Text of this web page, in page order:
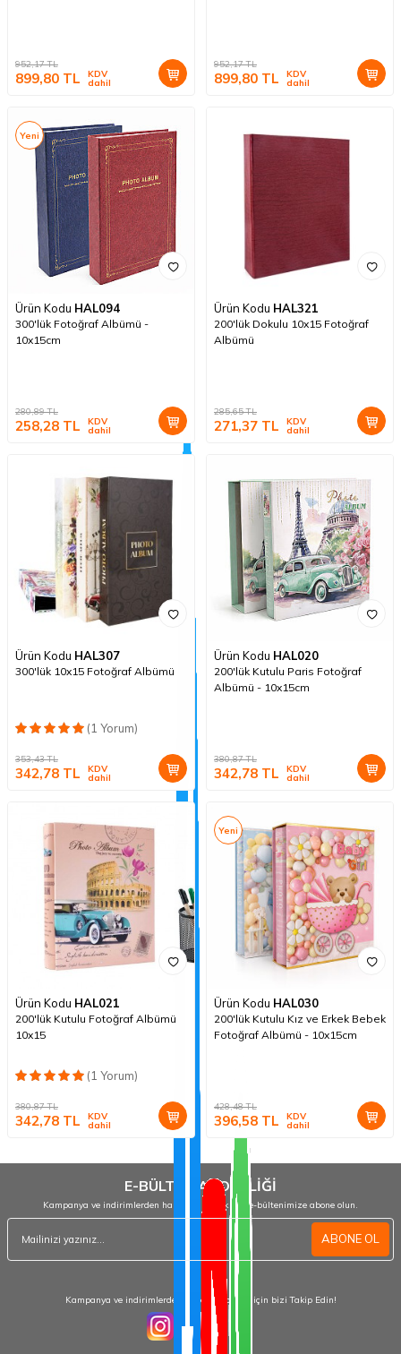
952,17TL
899,80 TL KDV
dahil
952,17TL
899,80 TL KDV
dahil
Yeni
Ürün Kodu HAL094
300'lük Fotoğraf Albümü -
10x15cm
280,89TL
258,28 TL KDV
dahil
Ürün Kodu HAL321
200'lük Dokulu 10x15 Fotoğraf
Albümü
285,65TL
271,37 TL KDV
dahil
Ürün Kodu HAL307
300'lük 10x15 Fotoğraf Albümü
(1 Yorum)
353,43TL
342,78 TL KDV
dahil
Ürün Kodu HAL020
200'lük Kutulu Paris Fotoğraf
Albümü - 10x15cm
380,87TL
342,78 TL KDV
dahil
Ürün Kodu HAL021
200'lük Kutulu Fotoğraf Albümü
10x15
(1 Yorum)
380,87TL
342,78 TL KDV
dahil
Yeni
Ürün Kodu HAL030
200'lük Kutulu Kız ve Erkek Bebek
Fotoğraf Albümü - 10x15cm
428,48TL
396,58 TL KDV
dahil
E-BÜLTEN ABONELİĞİ
Kampanya ve indirimlerden haberdar olmak için e-bültenimize abone olun.
ABONE OL
Kampanya ve indirimlerden haberdar olmak için bizi Takip Edin!